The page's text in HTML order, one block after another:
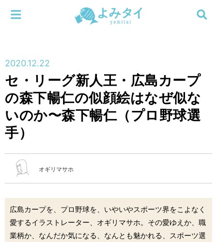
連載
新刊
特集
編集部
検索する
メニューを閉じる
2020.12.22
セ・リーグ新人王・広島カープ
の森下暢仁の似顔絵はなぜ似な
いのか〜森下暢仁（プロ野球選
手）
オギリマサホ
広島カープを、プロ野球を、いやいやスポーツ界をこよなく
愛するイラストレーター、オギリマサホ。その愛ゆえか、職
業柄か、なんだか気になる、なんとも魅かれる、スポーツ選